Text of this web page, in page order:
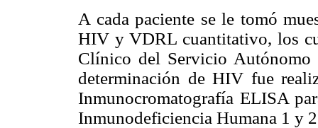
A cada paciente se le tomó
HIV y VDRL cuantitativo, los
Clínico del Servicio
determinación de HIV fue
Inmunocromatografía ELISA
Inmunodeficiencia Humana 1 y